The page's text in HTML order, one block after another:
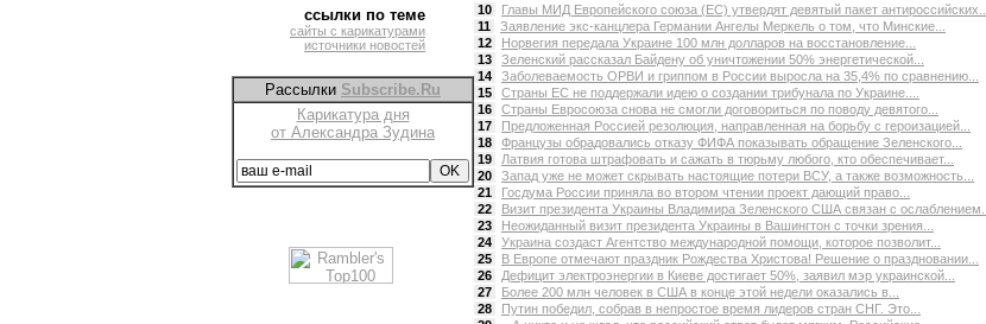
ссылки по теме
сайты с карикатурами
источники новостей
Рассылки Subscribe.Ru
Карикатура дня
от Александра Зудина
10
Главы МИД Европейского союза (ЕС) утвердят девятый пакет антироссийских...
11
Заявление экс-канцлера Германии Ангелы Меркель о том, что Минские...
12
Норвегия передала Украине 100 млн долларов на восстановление...
13
Зеленский рассказал Байдену об уничтожении 50% энергетической...
14
Заболеваемость ОРВИ и гриппом в России выросла на 35,4% по сравнению...
15
Страны ЕС не поддержали идею о создании трибунала по Украине....
16
Страны Евросоюза снова не смогли договориться по поводу девятого...
17
Предложенная Россией резолюция, направленная на борьбу с героизацией...
18
Французы обрадовались отказу ФИФА показывать обращение Зеленского...
19
Латвия готова штрафовать и сажать в тюрьму любого, кто обеспечивает...
20
Запад уже не может скрывать настоящие потери ВСУ, а также возможность...
21
Госдума России приняла во втором чтении проект дающий право...
22
Визит президента Украины Владимира Зеленского США связан с ослаблением...
23
Неожиданный визит президента Украины в Вашингтон с точки зрения...
24
Украина создаст Агентство международной помощи, которое позволит...
25
В Европе отмечают праздник Рождества Христова! Решение о праздновании...
26
Дефицит электроэнергии в Киеве достигает 50%, заявил мэр украинской...
27
Более 200 млн человек в США в конце этой недели оказались в...
28
Путин победил, собрав в непростое время лидеров стран СНГ. Это...